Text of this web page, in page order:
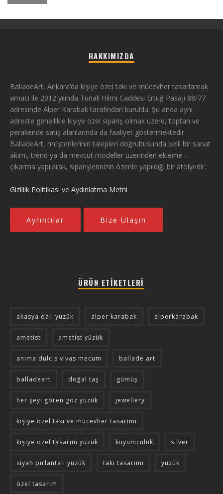
HAKKIMIZDA
BalladeArt, Ankara’da kişiye özel takı ve mücevher tasarlamak
amacı ile 2012 yılında Tunalı Hilmi Caddesi Ertuğ Pasajı 88/77
adresinde Alper Karabak tarafından kuruldu. Şu anda aynı
adreste genellikle kişiye özel sipariş olmak üzere, toptan ve
perakende satış alanlarında da faaliyet göstermektedir.
BalladeArt, müşterilerinin talepleri doğrultusunda belli bir sanat
akımı, trend ya da mevcut modeller üzerinden ekleme –
çıkarma yapılarak, siparişlerinizin özenle yapıldığı bir atölyedir.
Gizlilik Politikası ve Aydınlatma Metni
Ayrıntılar Bize Ulaşın
ÜRÜN ETIKETLERI
akasya dalı yüzük alper karabak alperkarabak
ametist ametist yüzük
anima dulcis vivas mecum ballade art
balladeart doğal taş gümüş
her şeyi gören göz yüzük jewellery
kişiye özel takı ve mücevher tasarımı
kişiye özel tasarım yüzük kuyumculuk silver
siyah pırlantalı yüzük takı tasarımı yüzük
özel tasarım